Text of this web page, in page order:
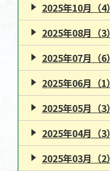
2025年10月（4）
2025年08月（3）
2025年07月（6）
2025年06月（1）
2025年05月（3）
2025年04月（3）
2025年03月（2）